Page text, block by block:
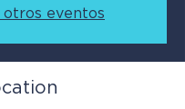
otros eventos